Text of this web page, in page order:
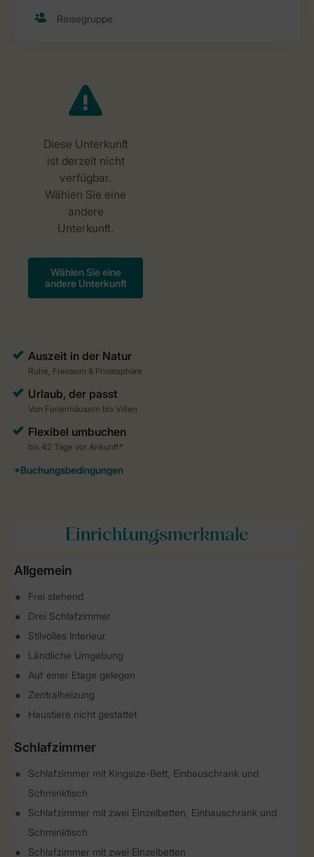
Einrichtungsmerkmale
Allgemein
Frei stehend
Drei Schlafzimmer
Stilvolles Interieur
Ländliche Umgebung
Auf einer Etage gelegen
Zentralheizung
Haustiere nicht gestattet
Schlafzimmer
Schlafzimmer mit Kingsize-Bett, Einbauschrank und
Schminktisch
Schlafzimmer mit zwei Einzelbetten, Einbauschrank und
Schminktisch
Schlafzimmer mit zwei Einzelbetten